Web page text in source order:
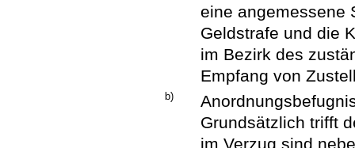
eine angemessene
Geldstrafe und die
im Bezirk des
Empfang von
b)
Grundsätzlich trifft
im Verzug sind